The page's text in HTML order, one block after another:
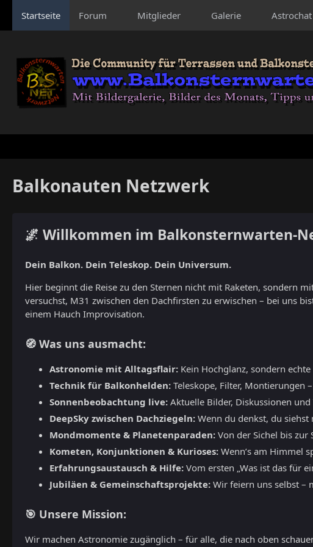
Startseite Forum Mitglieder Galerie Astrochat
Balkonauten Netzwerk
🌌 Willkommen im Balkonsternwarten-
Dein Balkon. Dein Teleskop. Dein Universum.
Hier beginnt die Reise zu den Sternen nicht mit Raketen, sondern
versuchst, M31 zwischen den Dachfirsten zu erwischen – bei uns
einem Hauch Improvisation.
🧭 Was uns ausmacht:
Astronomie mit Alltagsflair: Kein Hochglanz, sondern
Technik für Balkonhelden: Teleskope, Filter, Montierungen
Sonnenbeobachtung live: Aktuelle Bilder, Diskussionen
DeepSky zwischen Dachziegeln: Wenn du denkst, du
Mondmomente & Planetenparaden: Von der Sichel bis zur
Kometen, Konjunktionen & Kurioses: Wenn’s am Himmel
Erfahrungsaustausch & Hilfe: Vom ersten „Was ist das für
Jubiläen & Gemeinschaftsprojekte: Wir feiern uns selbst –
🎯 Unsere Mission:
Wir machen Astronomie zugänglich – für alle, die nach oben